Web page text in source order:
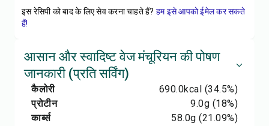
इस रेसिपी को बाद के लिए सेव करना चाहते हैं? हम इसे आपको ईमेल कर सकते
हैं!
आसान और स्वादिष्ट वेज मंचूरियन की पोषण
जानकारी (प्रति सर्विंग)
कैलोरी 690.0kcal (34.5%)
प्रोटीन
9.0g (18%)
कार्ब्स
58.0g (21.09%)